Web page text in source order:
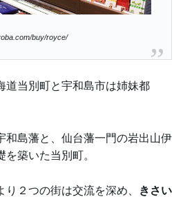
buy/royce/
道当別町と宇和島市は姉妹都
和島藩と、仙台藩一門の岩出山伊
築いた当別町。
２つの街は交流を深め、
きさい